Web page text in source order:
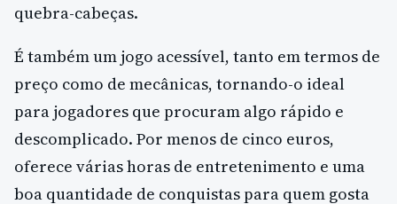
quebra-cabeças.
É também um jogo acessível, tanto em termos de
preço como de mecânicas, tornando-o ideal
para jogadores que procuram algo rápido e
descomplicado. Por menos de cinco euros,
oferece várias horas de entretenimento e uma
boa quantidade de conquistas para quem gosta